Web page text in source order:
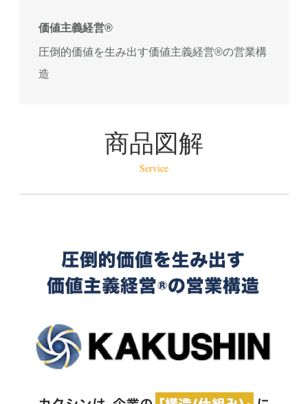
価値主義経営®
圧倒的価値を生み出す価値主義経営®の営業構
造
商品図解
Service